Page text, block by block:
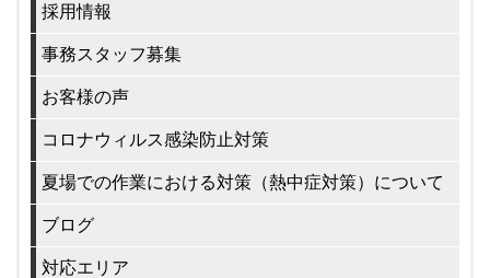
採用情報
事務スタッフ募集
お客様の声
コロナウィルス感染防止対策
夏場での作業における対策（熱中症対策）について
ブログ
対応エリア